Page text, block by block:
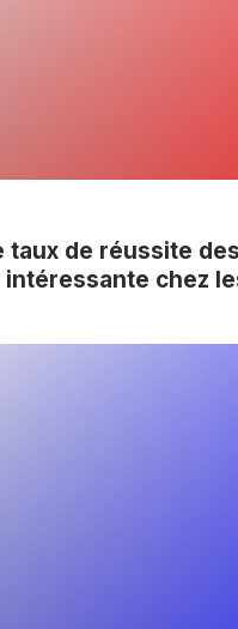
taux de réussite
intéressante chez